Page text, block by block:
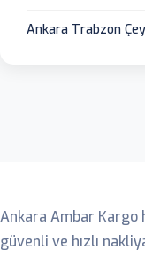
Ankara Trabzon
Ankara Ambar
güvenli ve hızlı